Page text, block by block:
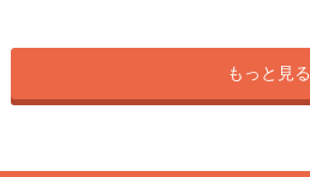
もっと見る